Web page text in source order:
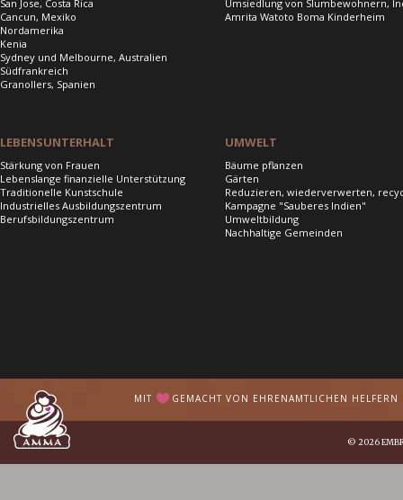
San Jose, Costa Rica
Cancun, Mexiko
Nordamerika
Kenia
Sydney und Melbourne, Australien
Südfrankreich
Granollers, Spanien
Umsiedlung von Slumbewohnern,
Amrita Watoto Boma Kinderheim
LEBENSUNTERHALT
Stärkung von Frauen
Lebenslange finanzielle Unterstützung
Traditionelle Kunstschule
Industrielles Ausbildungszentrum
Berufsbildungszentrum
UMWELT
Bäume pflanzen
Gärten
Reduzieren, wiederverwerten,
Kampagne "Sauberes Indien"
Umweltbildung
Nachhaltige Gemeinden
MIT GEMACHT VON EHRENAMTLICHEN
© 2026